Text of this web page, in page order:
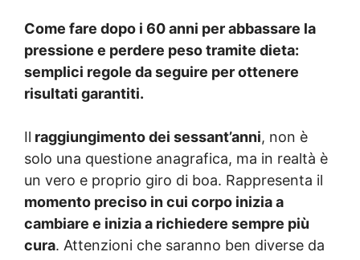
Come fare dopo i 60 anni per abbassare la
pressione e perdere peso tramite dieta:
semplici regole da seguire per ottenere
risultati garantiti.
Il raggiungimento dei sessant’anni, non è
solo una questione anagrafica, ma in realtà è
un vero e proprio giro di boa. Rappresenta il
momento preciso in cui corpo inizia a
cambiare e inizia a richiedere sempre più
cura. Attenzioni che saranno ben diverse da